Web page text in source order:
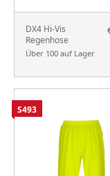
DX4 Hi-Vis
Regenhose
Über 100 auf Lager
S493